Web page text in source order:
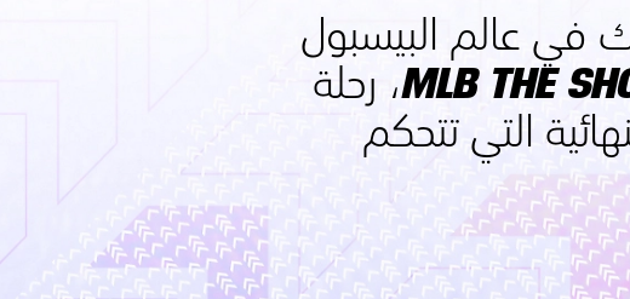
في عالم البيسبول
في MLB THE SHOW 25، رحلة
التي تتحكم